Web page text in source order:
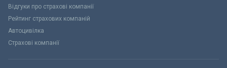
Відгуки про страхові компанії
Рейтинг страхових компаній
Автоцивілка
Страхові компанії